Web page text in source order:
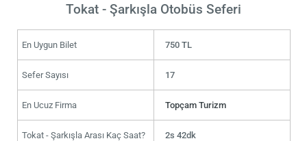
Tokat - Şarkışla Otobüs Seferi
En Uygun Bilet 750 TL
Sefer Sayısı 17
En Ucuz Firma Topçam Turizm
Tokat - Şarkışla Arası Kaç Saat? 2s 42dk